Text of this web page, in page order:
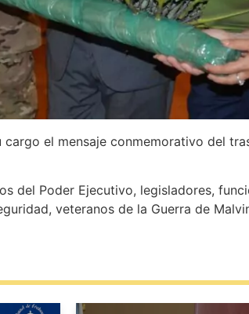
cargo el mensaje conmemorativo del
del Poder Ejecutivo, legisladores,
veteranos de la Guerra de